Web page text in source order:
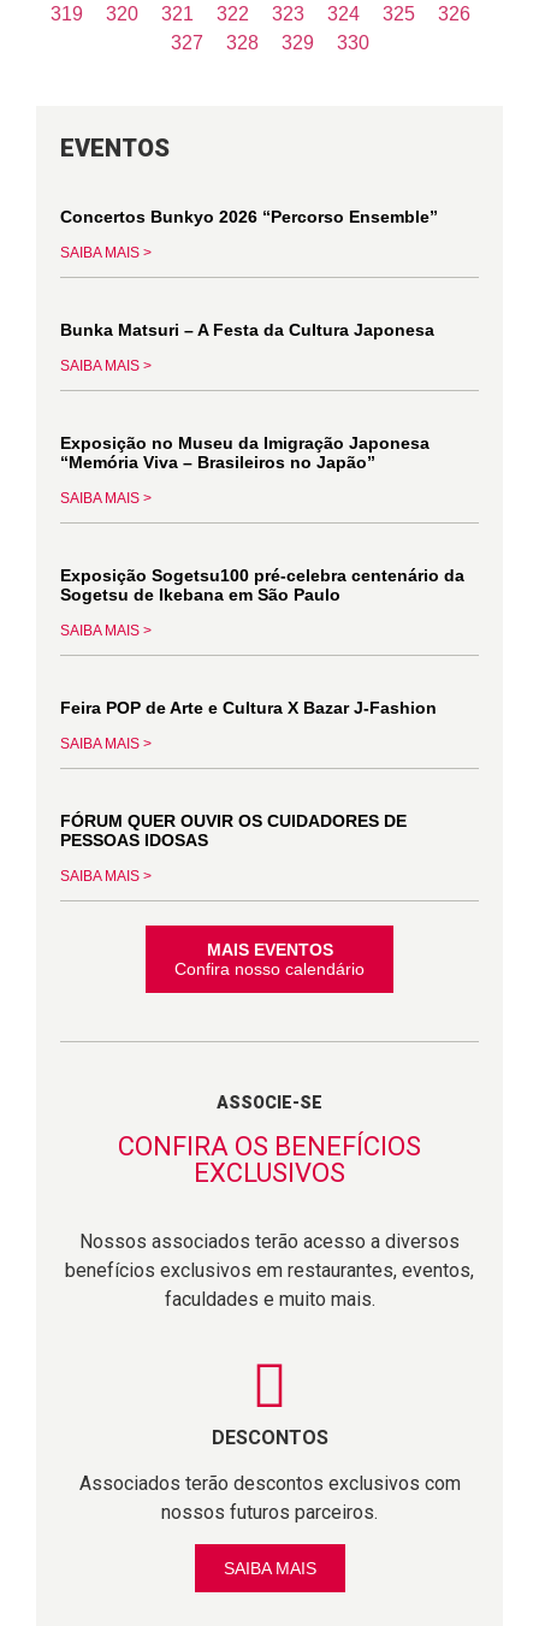
319
320 321 322 323 324 325
326
327
328 329 330
EVENTOS
Concertos Bunkyo 2026 “Percorso Ensemble”
SAIBA MAIS >
Bunka Matsuri – A Festa da Cultura Japonesa
SAIBA MAIS >
Exposição no Museu da Imigração Japonesa
“Memória Viva – Brasileiros no Japão”
SAIBA MAIS >
Exposição Sogetsu100 pré-celebra centenário da
Sogetsu de Ikebana em São Paulo
SAIBA MAIS >
Feira POP de Arte e Cultura X Bazar J-Fashion
SAIBA MAIS >
FÓRUM QUER OUVIR OS CUIDADORES DE
PESSOAS IDOSAS
SAIBA MAIS >
MAIS EVENTOS
Confira nosso calendário
ASSOCIE-SE
CONFIRA OS BENEFÍCIOS
EXCLUSIVOS
Nossos associados terão acesso a diversos
benefícios exclusivos em restaurantes, eventos,
faculdades e muito mais.
DESCONTOS
Associados terão descontos exclusivos com
nossos futuros parceiros.
SAIBA MAIS